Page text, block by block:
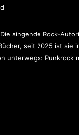
singende Rock-
seit 2025 ist sie
unterwegs: Punkrock